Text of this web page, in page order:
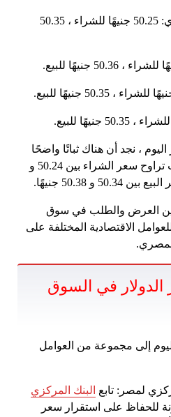
بنك العقارات العربي المصري: 50.25 جنيهًا للشراء ، 50.35
، نجد أن هناك ثباتًا واضحًا
مقارنة بالأيام الماضية ، حيث تراوح سعر الشراء بين 50.24 و
بين العرض والطلب في سوق
الاقتصادية المختلفة على
في السوق
إلى مجموعة من العوامل
لمصر: تابع البنك المركزي
للحفاظ على استقرار سعر